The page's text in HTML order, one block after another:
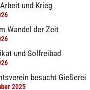
und Krieg
Wandel der Zeit
und Solfreibad
besucht Gießerei
2025